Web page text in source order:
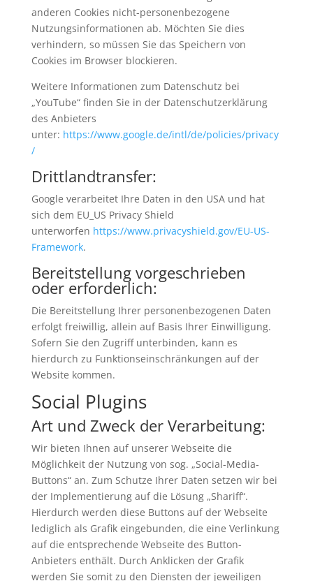
anderen Cookies nicht-personenbezogene
Nutzungsinformationen ab. Möchten Sie dies
verhindern, so müssen Sie das Speichern von
Cookies im Browser blockieren.
Weitere Informationen zum Datenschutz bei
„YouTube“ finden Sie in der Datenschutzerklärung
des Anbieters
unter: https://www.google.de/intl/de/policies/privacy
/
Drittlandtransfer:
Google verarbeitet Ihre Daten in den USA und hat
sich dem EU_US Privacy Shield
unterworfen https://www.privacyshield.gov/EU-US-
Framework.
Bereitstellung vorgeschrieben
oder erforderlich:
Die Bereitstellung Ihrer personenbezogenen Daten
erfolgt freiwillig, allein auf Basis Ihrer Einwilligung.
Sofern Sie den Zugriff unterbinden, kann es
hierdurch zu Funktionseinschränkungen auf der
Website kommen.
Social Plugins
Art und Zweck der Verarbeitung:
Wir bieten Ihnen auf unserer Webseite die
Möglichkeit der Nutzung von sog. „Social-Media-
Buttons“ an. Zum Schutze Ihrer Daten setzen wir bei
der Implementierung auf die Lösung „Shariff“.
Hierdurch werden diese Buttons auf der Webseite
lediglich als Grafik eingebunden, die eine Verlinkung
auf die entsprechende Webseite des Button-
Anbieters enthält. Durch Anklicken der Grafik
werden Sie somit zu den Diensten der jeweiligen